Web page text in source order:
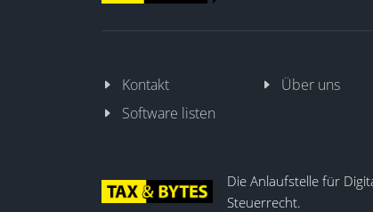
Kontakt
Über uns
Software listen
Die Anlaufstelle für
Steuerrecht.